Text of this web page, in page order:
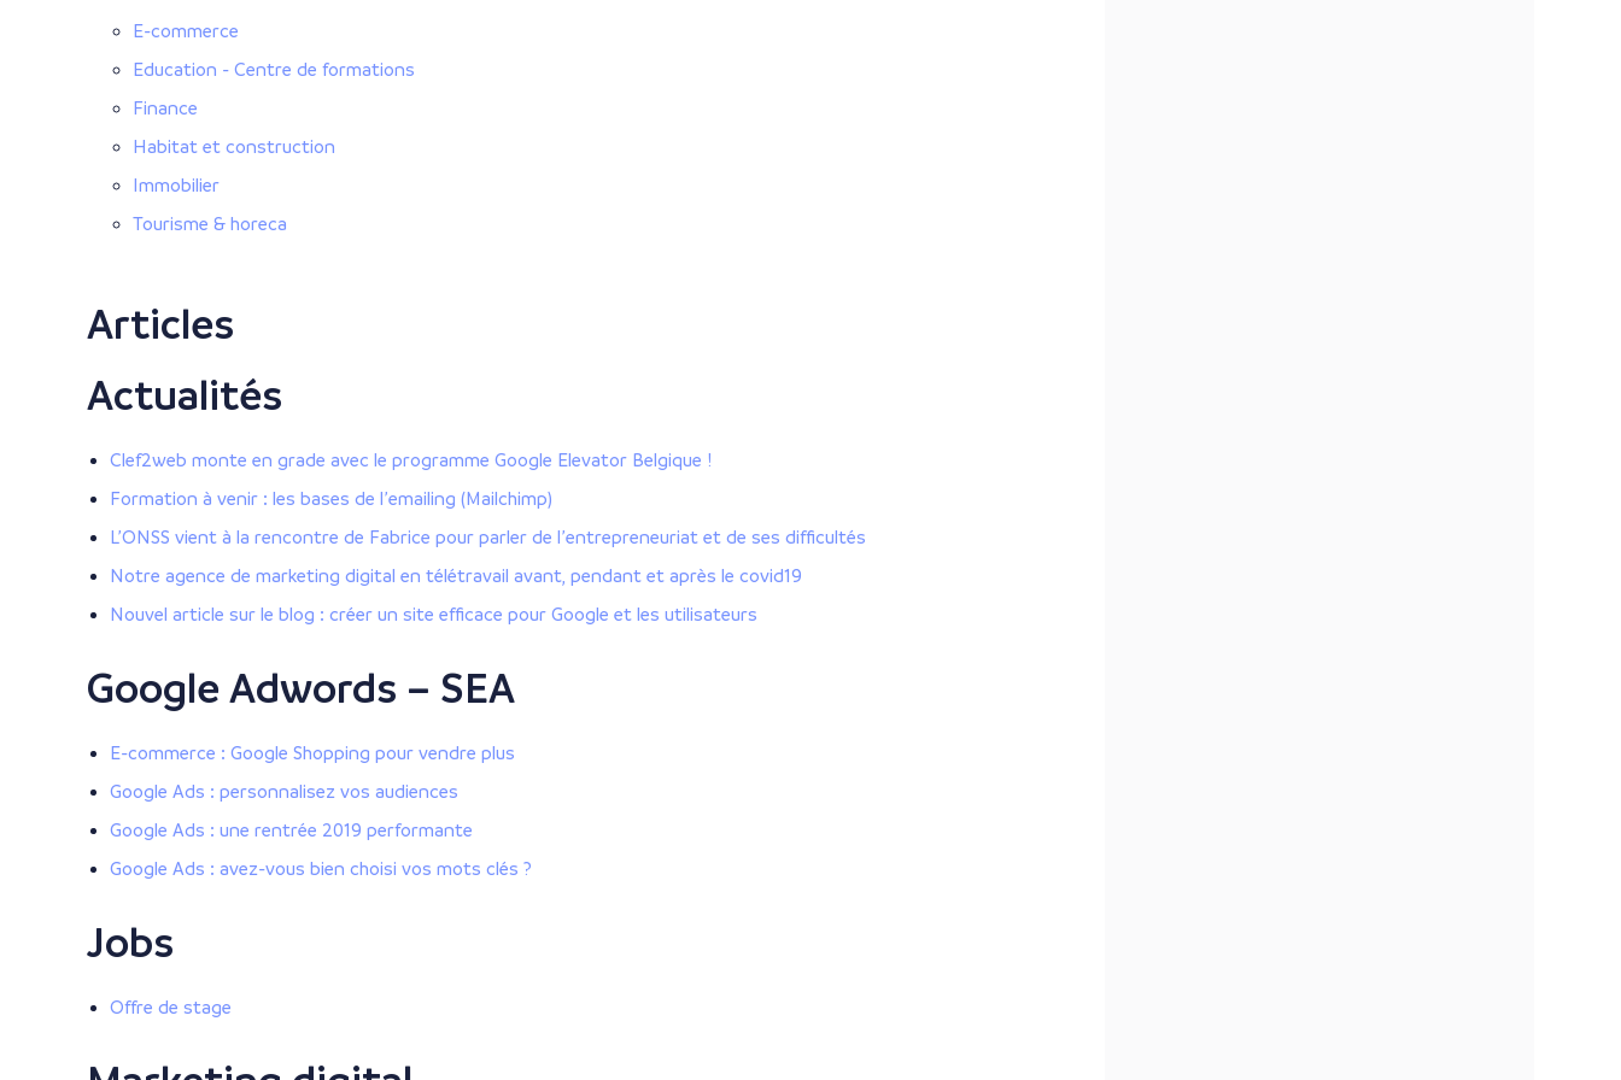
E-commerce
Education - Centre de formations
Finance
Habitat et construction
Immobilier
Tourisme & horeca
Articles
Actualités
Clef2web monte en grade avec le programme Google Elevator Belgique !
Formation à venir : les bases de l’emailing (Mailchimp)
L’ONSS vient à la rencontre de Fabrice pour parler de l’entrepreneuriat et de ses difficultés
Notre agence de marketing digital en télétravail avant, pendant et après le covid19
Nouvel article sur le blog : créer un site efficace pour Google et les utilisateurs
Google Adwords – SEA
E-commerce : Google Shopping pour vendre plus
Google Ads : personnalisez vos audiences
Google Ads : une rentrée 2019 performante
Google Ads : avez-vous bien choisi vos mots clés ?
Jobs
Offre de stage